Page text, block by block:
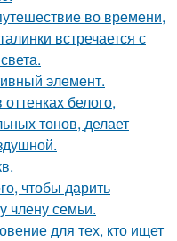
во времени,
встречается с
элемент.
белого,
тонов, делает
чтобы дарить
члену семьи.
для тех, кто ищет